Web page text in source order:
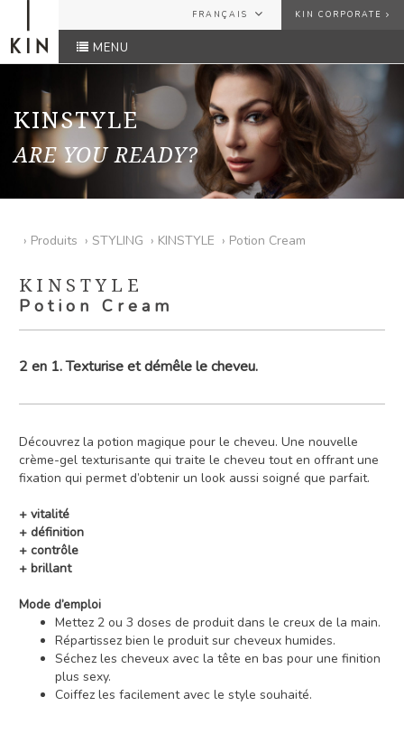
FRANÇAIS
ENGLISH
FRANÇAIS
KIN CORPORATE
PASSWORD
Avez-vous oublié votre mot de passe?
MENU
KINSTYLE
ARE YOU READY?
› Produits › STYLING › KINSTYLE › Potion Cream
KINSTYLE
Potion Cream
2 en 1. Texturise et démêle le cheveu.
Découvrez la potion magique pour le cheveu. Une nouvelle
crème-gel texturisante qui traite le cheveu tout en offrant une
fixation qui permet d’obtenir un look aussi soigné que parfait.
+ vitalité
+ définition
+ contrôle
+ brillant
Mode d’emploi
Mettez 2 ou 3 doses de produit dans le creux de la main.
Répartissez bien le produit sur cheveux humides.
Séchez les cheveux avec la tête en bas pour une finition
plus sexy.
Coiffez les facilement avec le style souhaité.